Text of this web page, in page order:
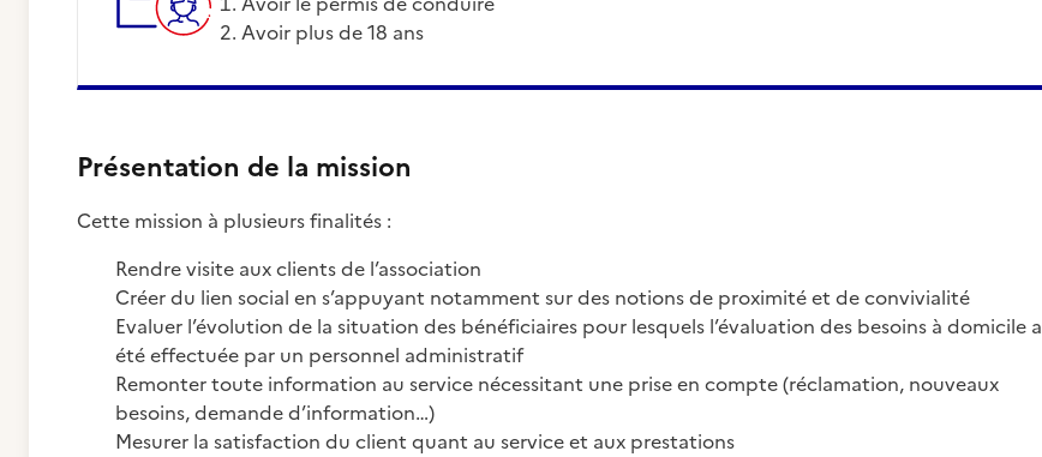
Avoir plus de 18 ans
Présentation de la mission
Cette mission à plusieurs finalités :
Rendre visite aux clients de l’association
Créer du lien social en s’appuyant notamment sur des notions de proximité et de convivialité
Evaluer l’évolution de la situation des bénéficiaires pour lesquels l’évaluation des besoins à domicile a
été effectuée par un personnel administratif
Remonter toute information au service nécessitant une prise en compte (réclamation, nouveaux
besoins, demande d’information…)
Mesurer la satisfaction du client quant au service et aux prestations